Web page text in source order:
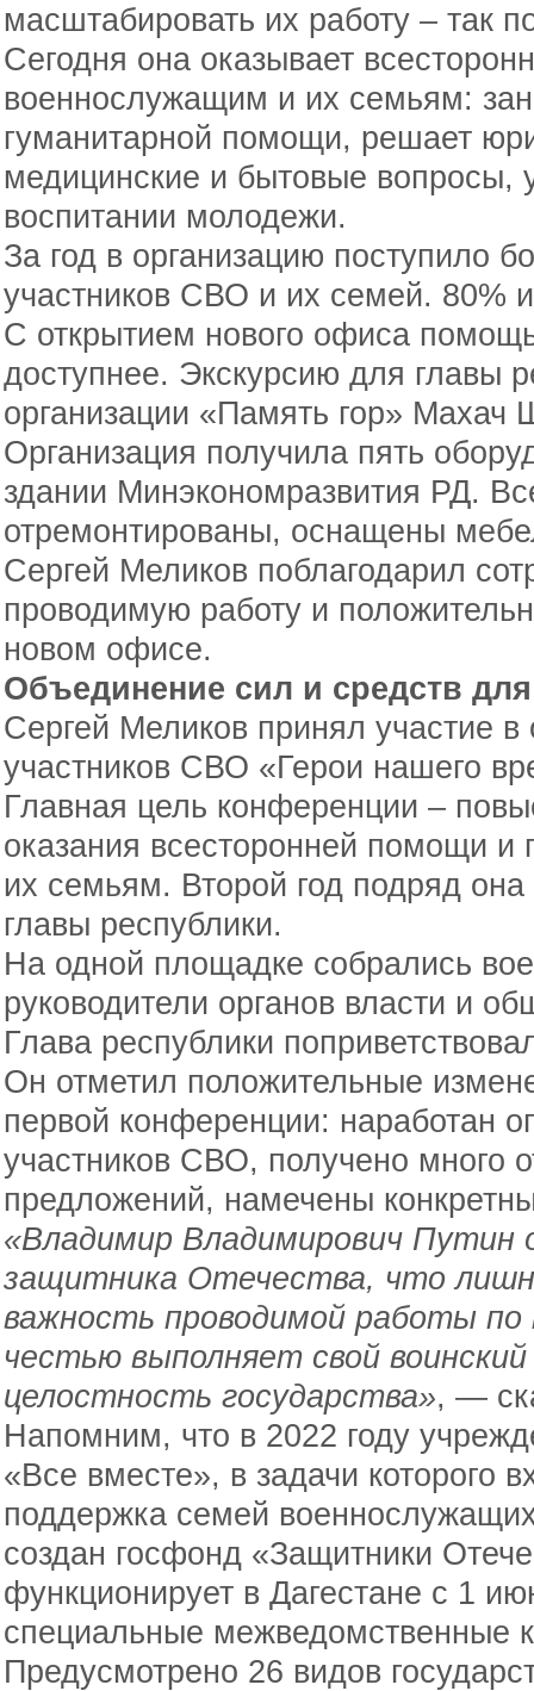
масштабировать их работу – так
Сегодня она оказывает
военнослужащим и их семьям:
гуманитарной помощи, решает
медицинские и бытовые вопросы,
воспитании молодежи.
За год в организацию поступило
участников СВО и их семей. 80%
С открытием нового офиса
доступнее. Экскурсию для главы
организации «Память гор» Махач
Организация получила пять
здании Минэкономразвития РД.
отремонтированы, оснащены
Сергей Меликов поблагодарил
проводимую работу и
новом офисе.
Объединение сил и средств
Сергей Меликов принял участие
участников СВО «Герои нашего
Главная цель конференции –
оказания всесторонней помощи
их семьям. Второй год подряд
главы республики.
На одной площадке собрались
руководители органов власти и
Глава республики
Он отметил положительные
первой конференции: наработан
участников СВО, получено много
предложений, намечены
«Владимир Владимирович Путин
защитника Отечества, что
важность проводимой работы
честью выполняет свой
целостность государства», —
Напомним, что в 2022 году
«Все вместе», в задачи которого
поддержка семей
создан госфонд «Защитники
функционирует в Дагестане с 1
специальные межведомственные
Предусмотрено 26 видов